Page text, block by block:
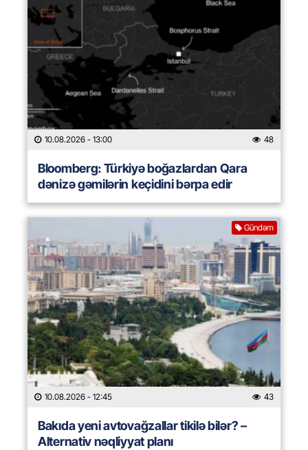
10.08.2026 - 13:00 48
Bloomberg: Türkiyə boğazlardan Qara
dənizə gəmilərin keçidini bərpa edir
Gündəm
10.08.2026 - 12:45 43
Bakıda yeni avtovağzallar tikilə bilər? –
Alternativ nəqliyyat planı